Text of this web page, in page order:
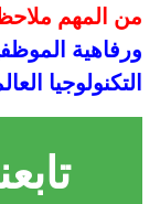
من المهم
ورفاهية
التكنولوجيا